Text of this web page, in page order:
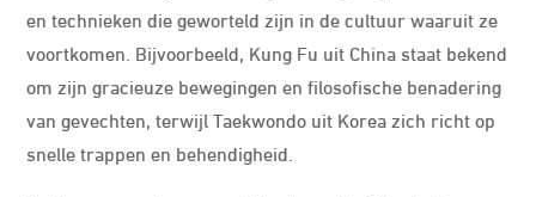
en technieken die geworteld zijn in de cultuur waaruit ze
voortkomen. Bijvoorbeeld, Kung Fu uit China staat bekend
om zijn gracieuze bewegingen en filosofische benadering
van gevechten, terwijl Taekwondo uit Korea zich richt op
snelle trappen en behendigheid.